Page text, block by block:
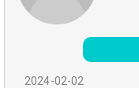
2024-02-02